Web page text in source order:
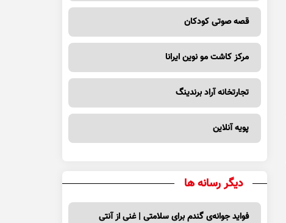
قصه صوتی کودکان
مرکز کاشت مو نوین ایرانا
تجارتخانه آراد برندینگ
پویه آنلاین
دیگر رسانه ها
فواید جوانه‌ی گندم برای سلامتی | غنی از آنتی